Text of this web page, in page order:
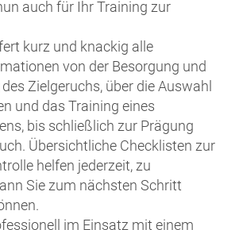
auch für Ihr Training zur
kurz und knackig alle
von der Besorgung und
Zielgeruchs, über die Auswahl
und das Training eines
bis schließlich zur Prägung
Übersichtliche Checklisten zur
helfen jederzeit, zu
Sie zum nächsten Schritt
im Einsatz mit einem